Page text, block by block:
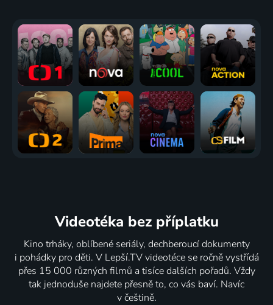
Videotéka bez příplatku
Kino trháky, oblíbené seriály, dechberoucí dokumenty
i pohádky pro děti. V Lepší.TV videotéce se ročně vystřídá
přes 15 000 různých filmů a tisíce dalších pořadů. Vždy
tak jednoduše najdete přesně to, co vás baví. Navíc
v češtině.